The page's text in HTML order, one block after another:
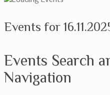
Events for
Events Search
Navigation